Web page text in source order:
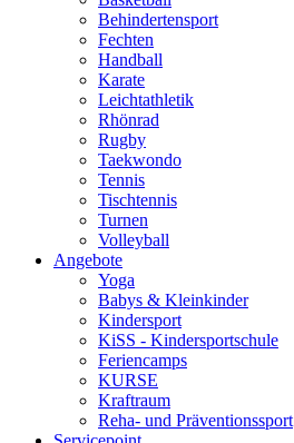
Behindertensport
Fechten
Handball
Karate
Leichtathletik
Rhönrad
Rugby
Taekwondo
Tennis
Tischtennis
Turnen
Volleyball
Angebote
Yoga
Babys & Kleinkinder
Kindersport
KiSS - Kindersportschule
Feriencamps
KURSE
Kraftraum
Reha- und Präventionssport